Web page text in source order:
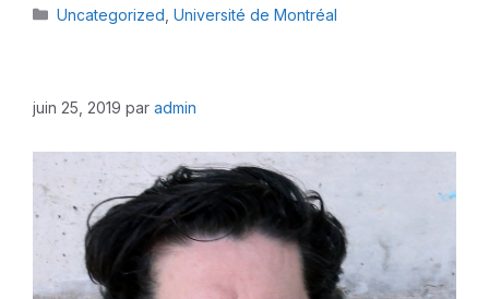
Catégories
Uncategorized ,Université de Montréal
juin 25, 2019 par admin